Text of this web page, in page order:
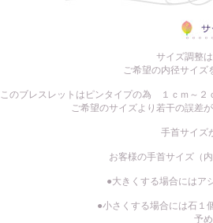
サイズ調整
ご希望の内径サイズ
このブレスレットはピンタイプの為 １ｃｍ～
ご希望のサイズより若干の誤差
手首サイズ
お客様の手首サイズ（
●大きくする場合にはア
●小さくする場合には石１
予